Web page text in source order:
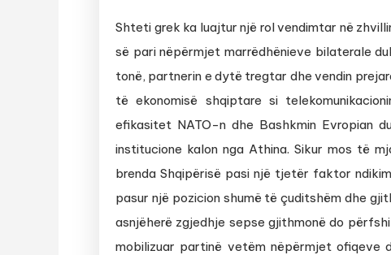
Shteti grek ka luajtur një rol vendimtar në
së pari nëpërmjet marrëdhënieve bilaterale
tonë, partnerin e dytë tregtar dhe vendin
të ekonomisë shqiptare si
efikasitet NATO-n dhe Bashkmin Evropian
institucione kalon nga Athina. Sikur mos të
brenda Shqipërisë pasi një tjetër faktor
pasur një pozicion shumë të çuditshëm dhe
asnjëherë zgjedhje sepse gjithmonë do
mobilizuar partinë vetëm nëpërmjet ofiqeve